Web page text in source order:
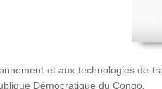
et aux technologies de
Démocratique du Congo.